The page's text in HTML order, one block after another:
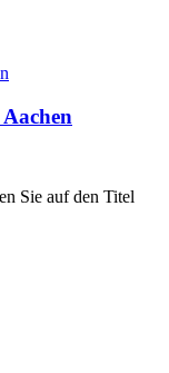
Sie auf den Titel